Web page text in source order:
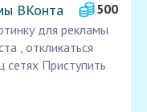
ВКонта
500
для рекламы
, откликаться
Приступить